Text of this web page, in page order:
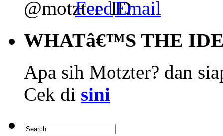
WHATâ€™S THE
Apa sih Motzter? dan
Cek di sini